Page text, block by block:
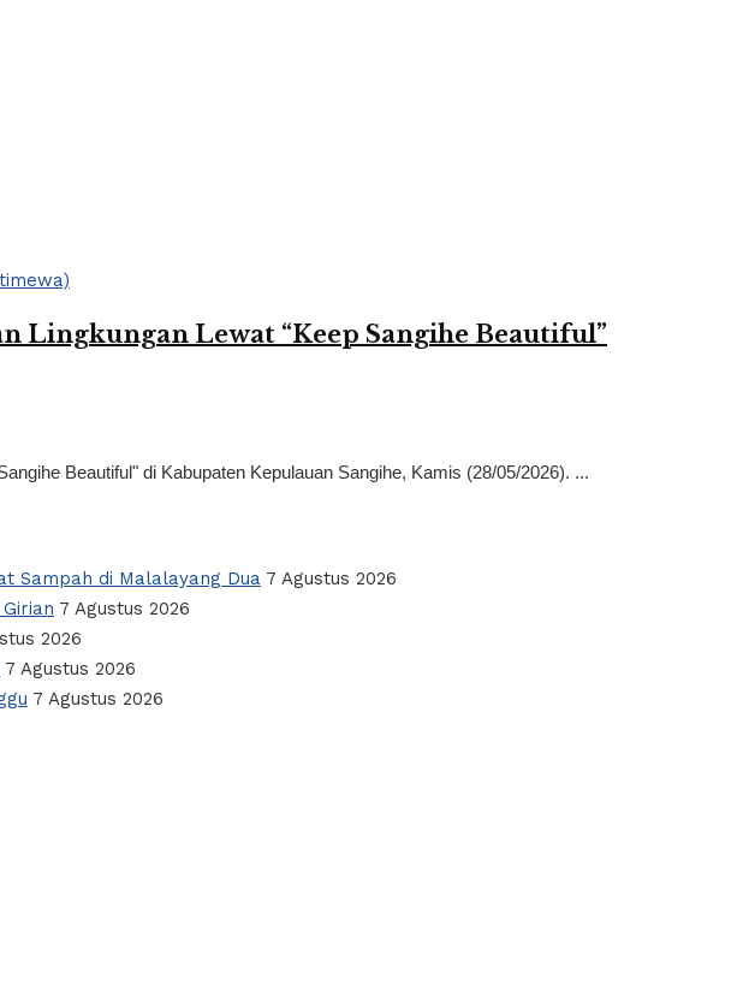
Lingkungan Lewat “Keep Sangihe Beautiful”
Beautiful" di Kabupaten Kepulauan Sangihe, Kamis (28/05/2026). ...
Sampah di Malalayang Dua 7 Agustus 2026
7 Agustus 2026
2026
7 Agustus 2026
7 Agustus 2026